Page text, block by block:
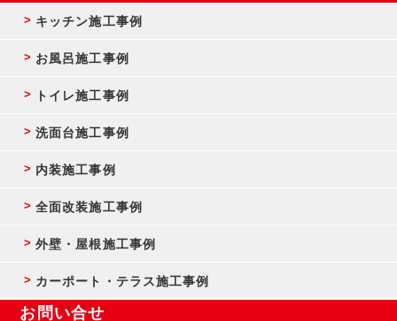
キッチン施工事例
お風呂施工事例
トイレ施工事例
洗面台施工事例
内装施工事例
全面改装施工事例
外壁・屋根施工事例
カーポート・テラス施工事例
お問い合せ